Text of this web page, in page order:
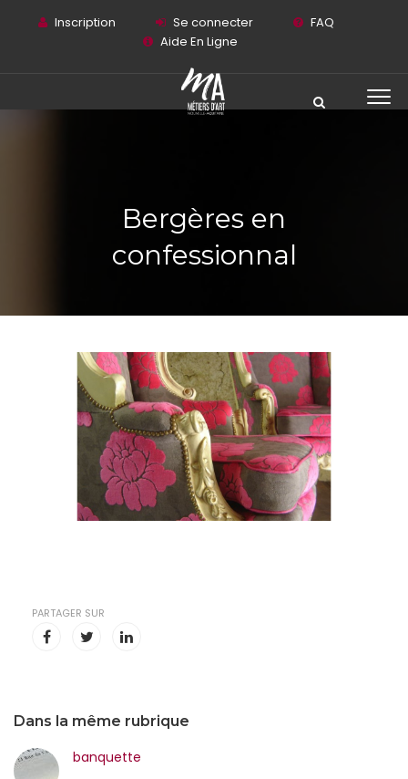
Inscription Se connecter
FAQ
Aide En Ligne
Bergères en
confessionnal
Dans la même rubrique
banquette
PARTAGER SUR